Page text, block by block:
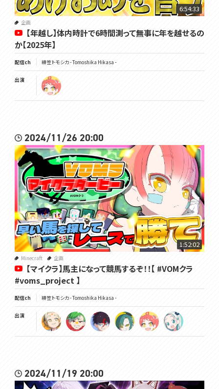
6:54:33
企画
【年越し】体内時計で6時間測って無事に年を越せるの
か【2025年】
配信ch 緋笠トモシカ - Tomoshika Hikasa -
出演
2024/11/26 20:00
1:52:02
Minecraft 企画
【マイクラ】馬主になって競馬するぞ！！【 #VOMクラ
#voms_project 】
配信ch 緋笠トモシカ - Tomoshika Hikasa -
出演
2024/11/19 20:00